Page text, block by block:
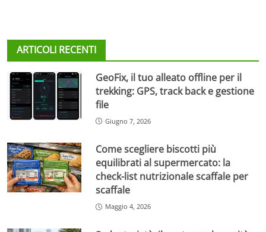
ARTICOLI RECENTI
GeoFix, il tuo alleato offline per il
trekking: GPS, track back e gestione
file
Giugno 7, 2026
Come scegliere biscotti più
equilibrati al supermercato: la
check-list nutrizionale scaffale per
scaffale
Maggio 4, 2026